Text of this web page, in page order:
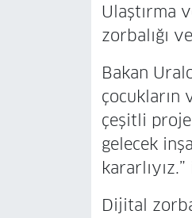
Ulaştırma
zorbalığı
Bakan
çocukların
çeşitli
gelecek
Dijital